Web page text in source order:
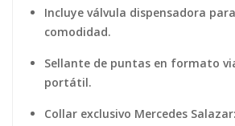
Incluye válvula dispensadora
comodidad.
Sellante de puntas en formato
portátil.
Collar exclusivo Mercedes